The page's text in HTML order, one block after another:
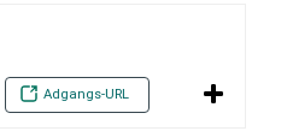
Adgangs-URL